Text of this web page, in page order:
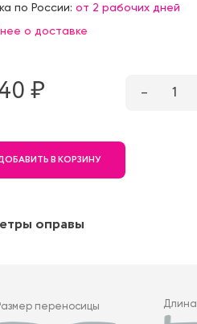
по России: от 2 рабочих дней
о доставке
₷ – 1
В КОРЗИНУ
оправы
переносицы